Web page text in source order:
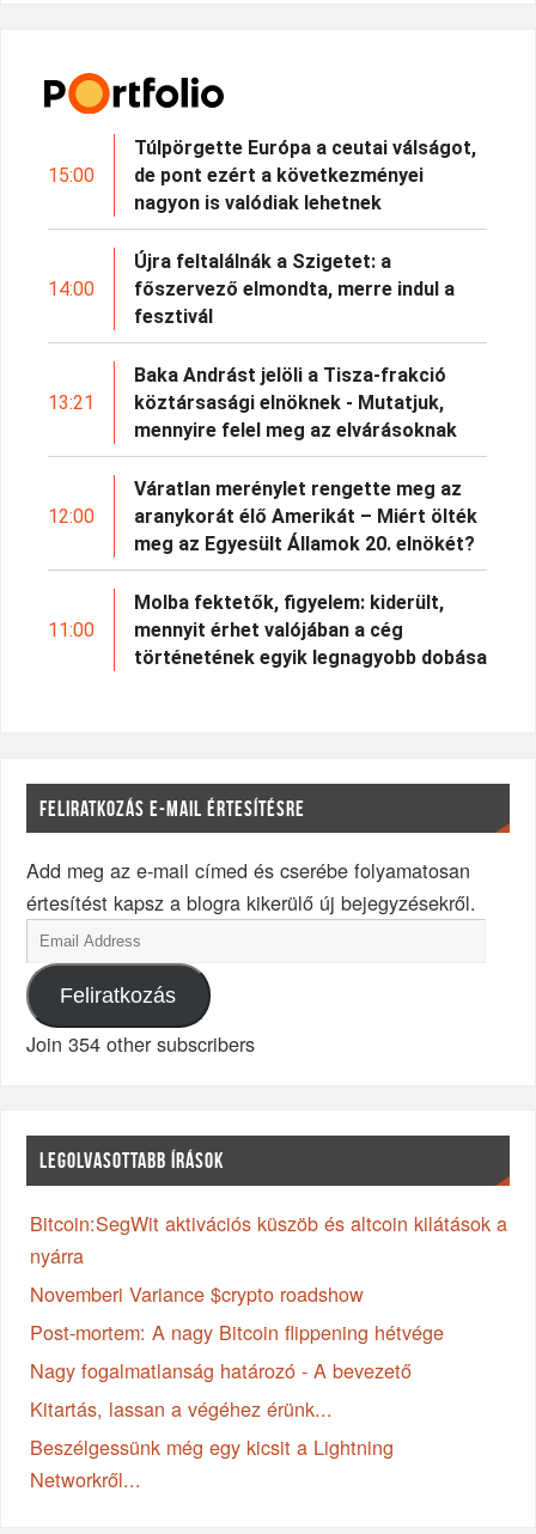
15:00
Túlpörgette Európa a ceutai válságot,
de pont ezért a következményei
nagyon is valódiak lehetnek
14:00
Újra feltalálnák a Szigetet: a
főszervező elmondta, merre indul a
fesztivál
13:21
Baka Andrást jelöli a Tisza-frakció
köztársasági elnöknek - Mutatjuk,
mennyire felel meg az elvárásoknak
12:00
Váratlan merénylet rengette meg az
aranykorát élő Amerikát – Miért ölték
meg az Egyesült Államok 20. elnökét?
11:00
Molba fektetők, figyelem: kiderült,
mennyit érhet valójában a cég
történetének egyik legnagyobb dobása
FELIRATKOZÁS E-MAIL ÉRTESÍTÉSRE
Add meg az e-mail címed és cserébe folyamatosan
értesítést kapsz a blogra kikerülő új bejegyzésekről.
Feliratkozás
Join 354 other subscribers
LEGOLVASOTTABB ÍRÁSOK
Bitcoin:SegWit aktivációs küszöb és altcoin kilátások a
nyárra
Novemberi Variance $crypto roadshow
Post-mortem: A nagy Bitcoin flippening hétvége
Nagy fogalmatlanság határozó - A bevezető
Kitartás, lassan a végéhez érünk...
Beszélgessünk még egy kicsit a Lightning
Networkről...